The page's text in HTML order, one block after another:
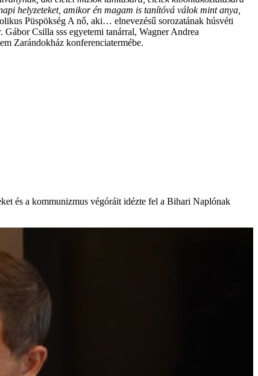
helyzeteket, amikor én magam is tanítóvá válok mint anya,
Püspökség A nő, aki… elnevezésű sorozatának húsvéti
Csilla sss egyetemi tanárral, Wagner Andrea
Zarándokház konferenciatermébe.
és a kommunizmus végóráit idézte fel a Bihari Naplónak